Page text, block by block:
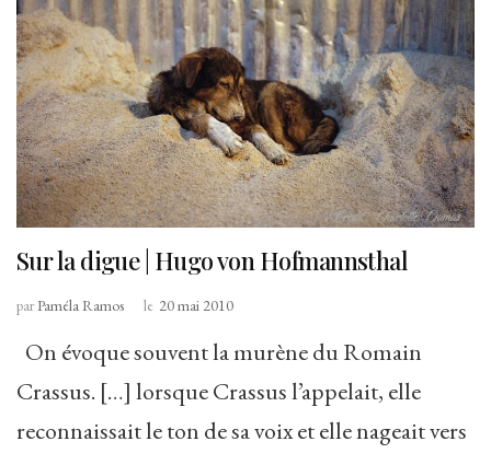
Sur la digue | Hugo von Hofmannsthal
parPaméla Ramos le 20 mai 2010
On évoque souvent la murène du Romain
Crassus. […] lorsque Crassus l’appelait, elle
reconnaissait le ton de sa voix et elle nageait vers